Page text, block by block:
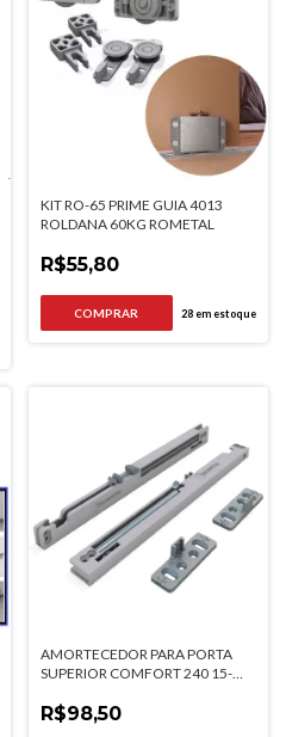
KIT RO-65 PRIME GUIA 4013
ROLDANA 60KG ROMETAL
R$55,80
28em estoque
AMORTECEDOR PARA PORTA
SUPERIOR COMFORT 240 15-
R$98,50